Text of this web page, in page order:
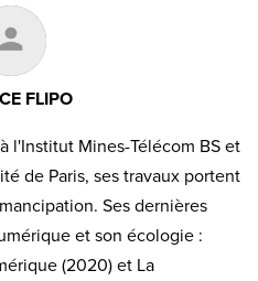
FLIPO
l'Institut Mines-Télécom BS et
de Paris, ses travaux portent
Ses dernières
et son écologie :
(2020) et La